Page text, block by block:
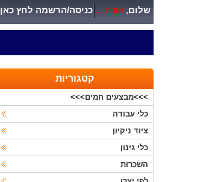
שלום, אורח ... כניסה/הרשמה לחץ כאן
קטגוריות
>>>מבצעים חמים>>>
כלי עבודה
ציוד ניקיון
כלי גינון
השכרות